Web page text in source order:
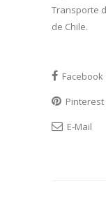
Transporte
de Chile.
Facebook
Pinterest
E-Mail